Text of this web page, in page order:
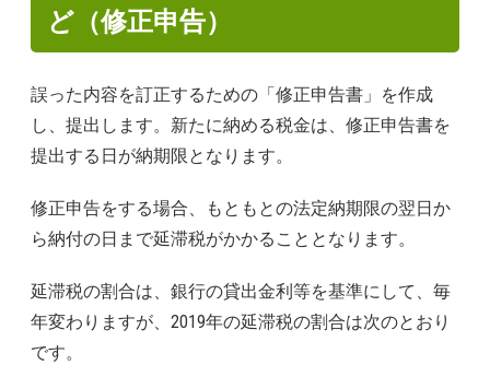
ど（修正申告）
誤った内容を訂正するための「修正申告書」を作成
し、提出します。新たに納める税金は、修正申告書を
提出する日が納期限となります。
修正申告をする場合、もともとの法定納期限の翌日か
ら納付の日まで延滞税がかかることとなります。
延滞税の割合は、銀行の貸出金利等を基準にして、毎
年変わりますが、2019年の延滞税の割合は次のとおり
です。